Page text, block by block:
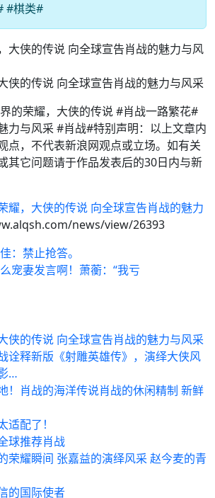
#棋类#
侠的传说 向全球宣告肖战的魅力与风采
的荣耀，大侠的传说 #肖战一路繁花#
力与风采 #肖战#特别声明：以上文章内
点，不代表新浪网观点或立场。如有关
其它问题请于作品发表后的30日内与新
耀，大侠的传说 向全球宣告肖战的魅力
news/view/26393
：禁止抢答。
宠妻发言啊！萧蘅：“我亏
侠的传说 向全球宣告肖战的魅力与风采
诠释新版《射雕英雄传》，演绎大侠风
…
！肖战的海洋传说肖战的休闲精制 新鲜
适配了！
球推荐肖战
荣耀瞬间 张嘉益的演绎风采 赵今麦的青
的国际使者